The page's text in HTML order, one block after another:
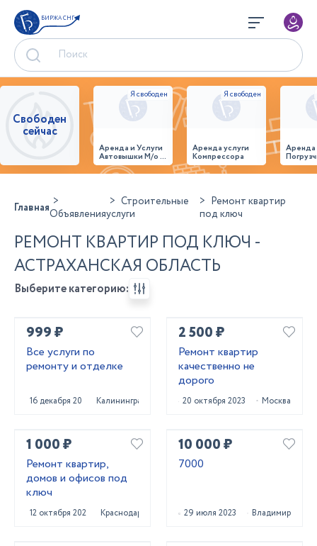
БИРЖА СНГ
Свободен
сейчас
Аренда и Услуги
Автовышки М/о г.
Домодедово
26,28,32 место
Аренда услуги
Компрессора
ГлавнаяОбъявления
Строительные
услуги
Ремонт квартир
под ключ
РЕМОНТ КВАРТИР ПОД КЛЮЧ -
АСТРАХАНСКАЯ ОБЛАСТЬ
Выберите категорию:
999 ₽
Все услуги по
ремонту и отделке
16 декабря 2023 Калининград
2 500 ₽
Ремонт квартир
качественно не
дорого
20 октября 2023 Москва
1 000 ₽
Ремонт квартир,
домов и офисов под
ключ
12 октября 2023 Краснодар
10 000 ₽
7000
29 июля 2023 Владимир